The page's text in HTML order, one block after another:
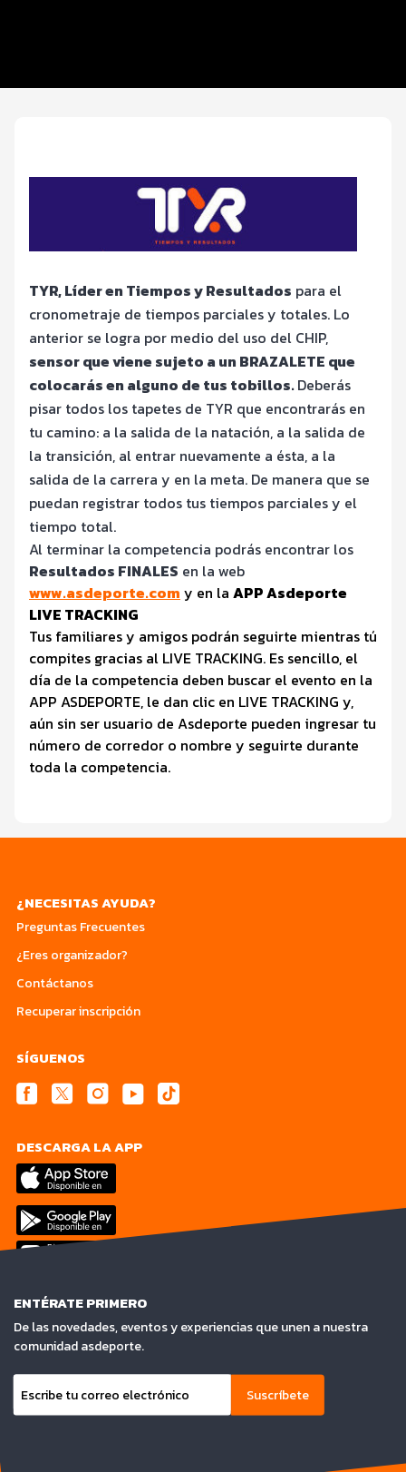
TYR, Líder en Tiempos y Resultados para el
cronometraje de tiempos parciales y totales. Lo
anterior se logra por medio del uso del CHIP,
sensor que viene sujeto a un BRAZALETE que
colocarás en alguno de tus tobillos.Deberás
pisar todos los tapetes de TYR que encontrarás en
tu camino: a la salida de la natación, a la salida de
la transición, al entrar nuevamente a ésta, a la
salida de la carrera y en la meta. De manera que se
puedan registrar todos tus tiempos parciales y el
tiempo total.
Al terminar la competencia podrás encontrar los
Resultados FINALES en la web
www.asdeporte.com y en la APP Asdeporte
LIVE TRACKING
Tus familiares y amigos podrán seguirte mientras tú
compites gracias al LIVE TRACKING. Es sencillo, el
día de la competencia deben buscar el evento en la
APP ASDEPORTE, le dan clic en LIVE TRACKING y,
aún sin ser usuario de Asdeporte pueden ingresar tu
número de corredor o nombre y seguirte durante
toda la competencia.
¿NECESITAS AYUDA?
Preguntas Frecuentes
¿Eres organizador?
Contáctanos
Recuperar inscripción
SÍGUENOS
DESCARGA LA APP
ENTÉRATE PRIMERO
De las novedades, eventos y experiencias que unen a nuestra
comunidad asdeporte.
Suscríbete